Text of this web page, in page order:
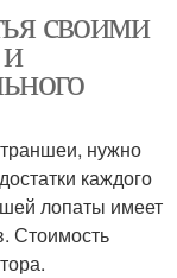
своими
нужно
каждого
лопаты имеет
Стоимость